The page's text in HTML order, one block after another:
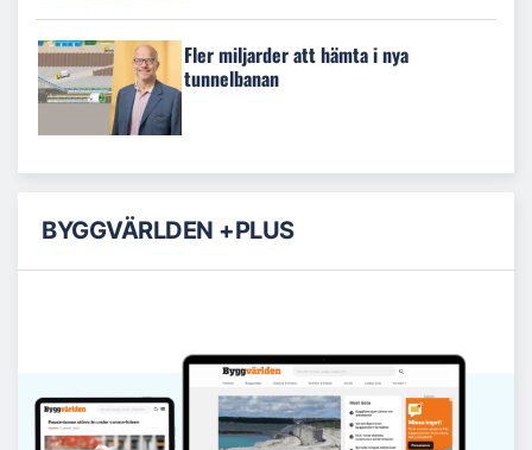
Fler miljarder att hämta i nya
tunnelbanan
BYGGVÄRLDEN +PLUS